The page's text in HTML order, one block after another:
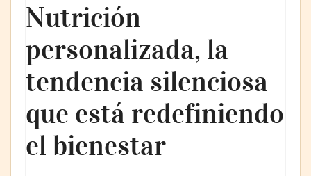
Nutrición
personalizada, la
tendencia silenciosa
que está redefiniendo
el bienestar